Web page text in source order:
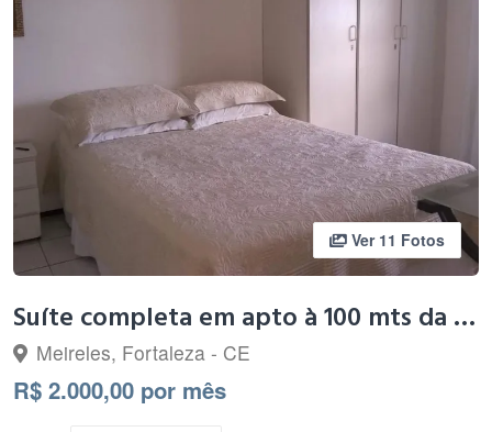
Ver 11 Fotos
Suíte completa em apto à 100 mts da Beira Mar
Meireles, Fortaleza - CE
R$ 2.000,00 por mês